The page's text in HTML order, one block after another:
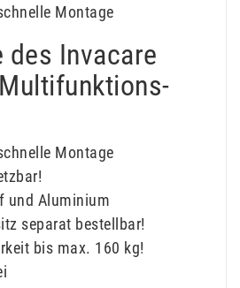
Montage
des Invacare
Montage
und Aluminium
separat bestellbar!
bis max. 160 kg!